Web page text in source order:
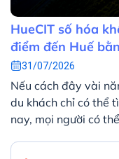
HueCIT số hóa
điểm đến Huế
31/07/2026
Nếu cách đây vài
du khách chỉ có thể
nay, mọi người có